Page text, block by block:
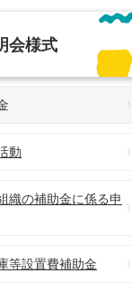
会様式
動
織の補助金に係る申
等設置費補助金